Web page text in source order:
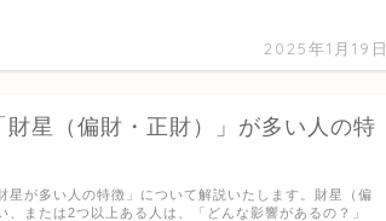
2025年1月19日
財星（偏財・正財）」が多い人の特
星が多い人の特徴」について解説いたします。財星（偏
、または2つ以上ある人は、「どんな影響があるの？」